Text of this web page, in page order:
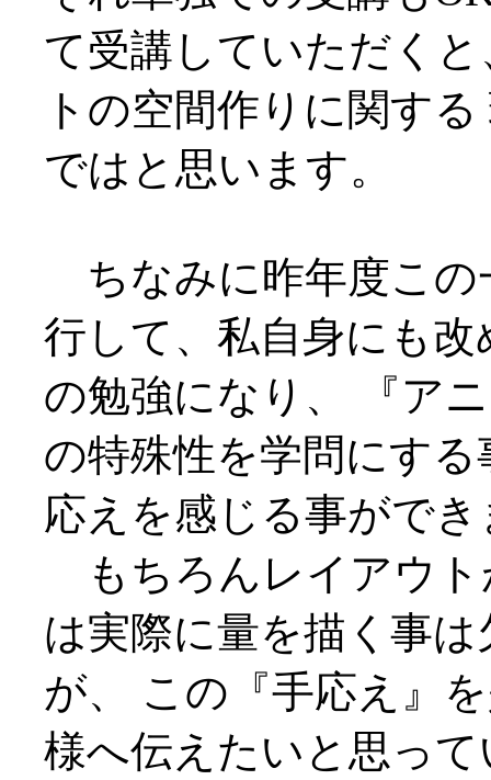
て受講していただく
トの空間作りに関す
ではと思います。
ちなみに昨年度この
行して、私自身にも
の勉強になり、 『ア
の特殊性を学問にす
応えを感じる事がで
もちろんレイアウト
は実際に量を描く事
が、 この『手応え』
様へ伝えたいと思っ